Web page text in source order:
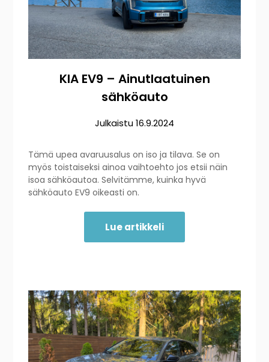
KIA EV9 – Ainutlaatuinen
sähköauto
Julkaistu16.9.2024
Tämä upea avaruusalus on iso ja tilava. Se on
myös toistaiseksi ainoa vaihtoehto jos etsii näin
isoa sähköautoa. Selvitämme, kuinka hyvä
sähköauto EV9 oikeasti on.
Lue artikkeli